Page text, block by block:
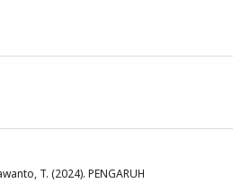
T. (2024). PENGARUH